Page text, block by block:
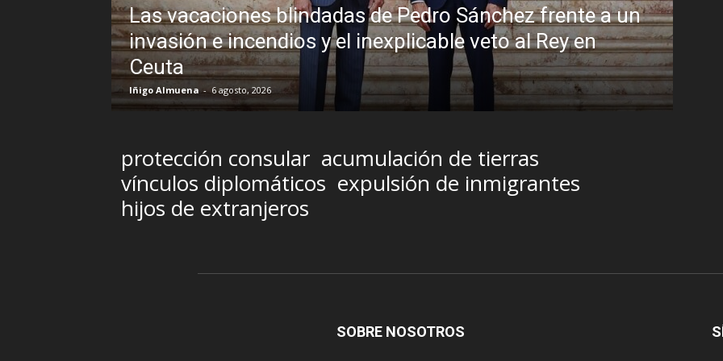
vacaciones blindadas de Pedro Sánchez frente a un
e incendios y el inexplicable veto al Rey en
6 agosto, 2026
Sin disimulo: la
Brasil y la sombra
R.C. Gómez - 5 agosto, 2026
protección consular acumulación de tierras
vínculos diplomáticos expulsión de inmigrantes
hijos de extranjeros
SOBRE NOSOTROS